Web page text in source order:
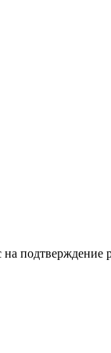
подтверждение